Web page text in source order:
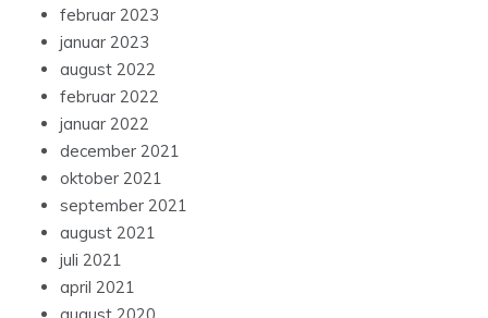
februar 2023
januar 2023
august 2022
februar 2022
januar 2022
december 2021
oktober 2021
september 2021
august 2021
juli 2021
april 2021